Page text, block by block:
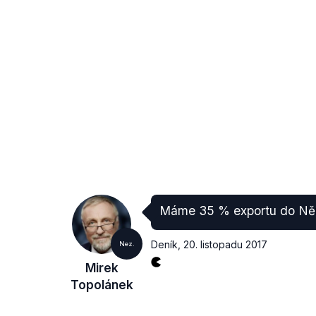
Nez.
Mirek
Topolánek
Máme 35 % exportu do
Deník 20. listopadu 2017